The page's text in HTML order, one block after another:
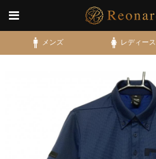
メンズ レディース